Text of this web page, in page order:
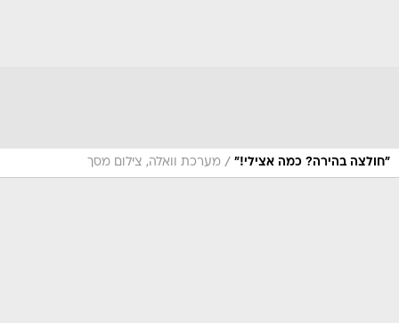
"חולצה בהירה? כמה אצילי!" / מערכת וואלה, צילום מסך